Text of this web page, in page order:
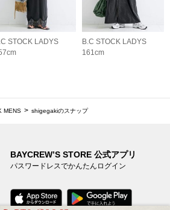
STOCK LADYS
B.C STOCK LADYS
161cm
MENS shigegakiのスナップ
BAYCREW’S STORE 公式アプリ
パスワードレスでかんたんログイン